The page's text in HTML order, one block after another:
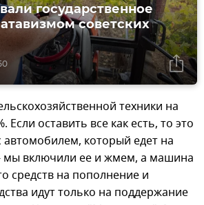
государственное
советских
техники на
Если оставить все как есть, то это
который едет на
мы включили ее и жмем, а машина
средств на пополнение и
идут только на поддержание